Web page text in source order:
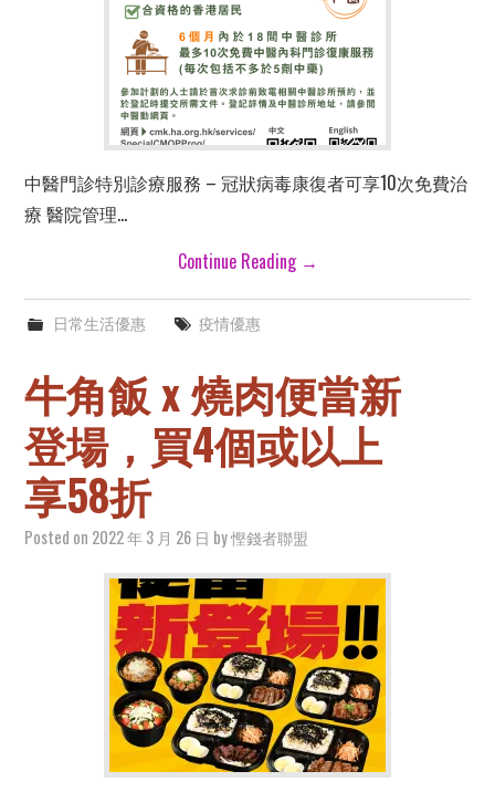
中醫門診特別診療服務 – 冠狀病毒康復者可享10次免費治
療 醫院管理…
Continue Reading →
日常生活優惠 疫情優惠
牛角飯 x 燒肉便當新
登場，買4個或以上
享58折
Posted on 2022 年 3 月 26 日 by慳錢者聯盟